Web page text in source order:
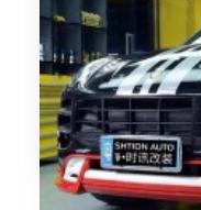
由 时讯改装